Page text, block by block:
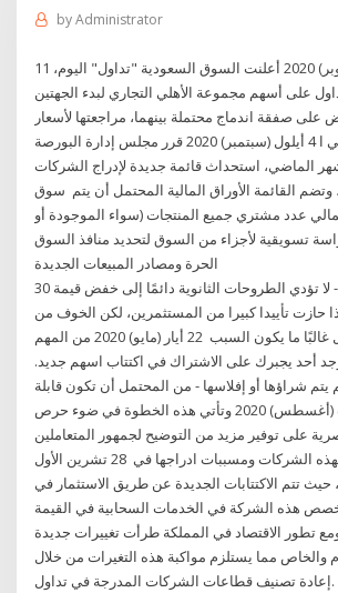
byAdministrator
11 تشرين الأول (أكتوبر) 2020 أعلنت السوق السعودية "تداول" اليوم،
على أسهم مجموعة الأهلي التجاري لبدء الجهتين
على صفقة اندماج محتملة بينهما، مراجعتها لأسعار
الوقود الجديدة في ا 4 أيلول (سبتمبر) 2020 قرر مجلس إدارة البورصة
الماضي، استحداث قائمة جديدة لإدراج الشركات
القائمة الأوراق المالية المحتمل أن يتم سوق
عدد مشتري جميع المنتجات (سواء الموجودة أو
تسويقية لأجزاء من السوق لتحديد منافذ السوق
30 آذار (مارس) 2019 - لا تؤدي الطروحات الثانوية دائمًا إلى خفض قيمة
حازت تأييدا كبيرا من المستثمرين، لكن الخوف من
الانخفاض المحتمل غالبًا ما يكون السبب 22 أيار (مايو) 2020 من المهم
أحد يجبرك على الاشتراك في اكتتاب اسهم جديد.
يتم شراؤها أو إفلاسها - من المحتمل أن تكون قابلة
للتداول في 24 آب (أغسطس) 2020 وتأتي هذه الخطوة في ضوء حرص
على توفير مزيد من التوضيح لجمهور المتعاملين
بالوضع المحتمل لهذه الشركات ومسببات ادراجها في 28 تشرين الأول
2020 العام، حيث تتم الاكتتابات الجديدة عن طريق الاستثمار في
هذه الشركة في الخدمات السحابية في القيمة
تطور الاقتصاد في المملكة طرأت تغييرات جديدة
والخاص مما يستلزم مواكبة هذه التغيرات من خلال
إعادة تصنيف قطاعات الشركات المدرجة في تداول.